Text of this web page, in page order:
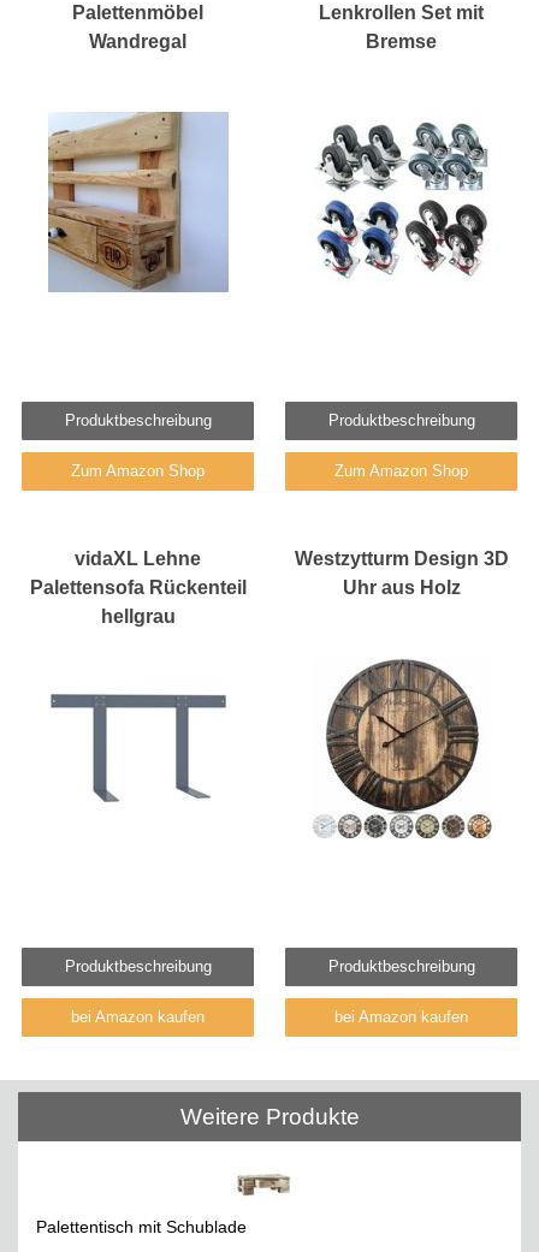
Palettenmöbel
Wandregal
Produktbeschreibung
Zum Amazon Shop
Lenkrollen Set mit
Bremse
Produktbeschreibung
Zum Amazon Shop
vidaXL Lehne
Palettensofa Rückenteil
hellgrau
Produktbeschreibung
bei Amazon kaufen
Westzytturm Design 3D
Uhr aus Holz
Produktbeschreibung
bei Amazon kaufen
Weitere Produkte
Palettentisch mit Schublade